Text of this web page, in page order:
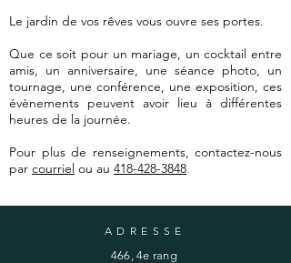
Le jardin de vos rêves vous ouvre ses portes.
Que ce soit pour un mariage, un cocktail entre
amis, un anniversaire, une séance photo, un
tournage, une conférence, une exposition, ces
évènements peuvent avoir lieu à différentes
heures de la journée.
Pour plus de renseignements, contactez-nous
par courriel ou au 418-428-3848.
ADRESSE
466, 4e rang